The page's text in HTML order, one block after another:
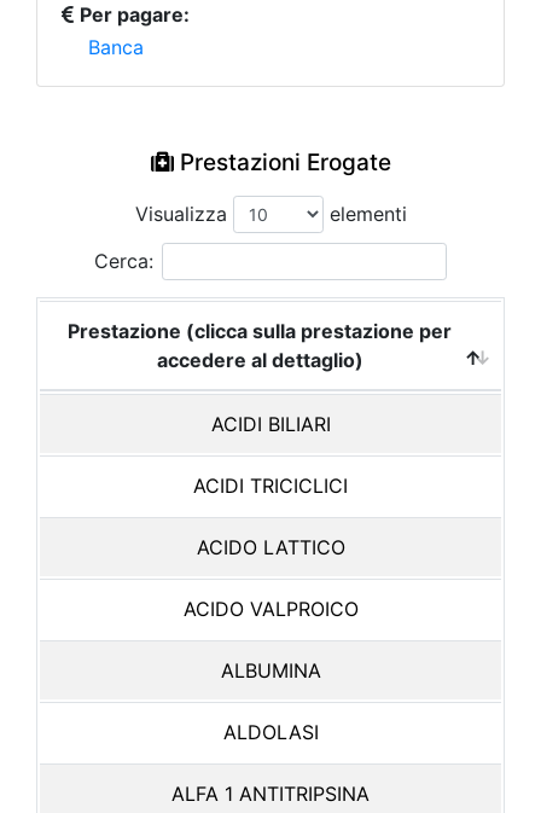
Per pagare:
Banca
Prestazioni Erogate
Visualizza
elementi
Cerca:
Prestazione (clicca sulla prestazione per
accedere al dettaglio)
ACIDI BILIARI
ACIDI TRICICLICI
ACIDO LATTICO
ACIDO VALPROICO
ALBUMINA
ALDOLASI
ALFA 1 ANTITRIPSINA